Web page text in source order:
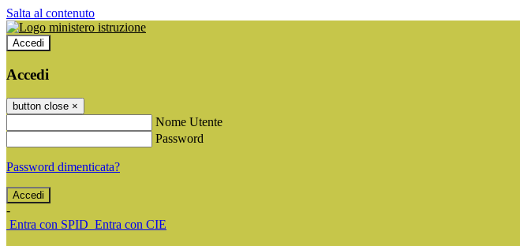
Salta al contenuto
Accedi
Accedi
button close ×
Nome Utente
Password
Password dimenticata?
-
Entra con SPID Entra con CIE